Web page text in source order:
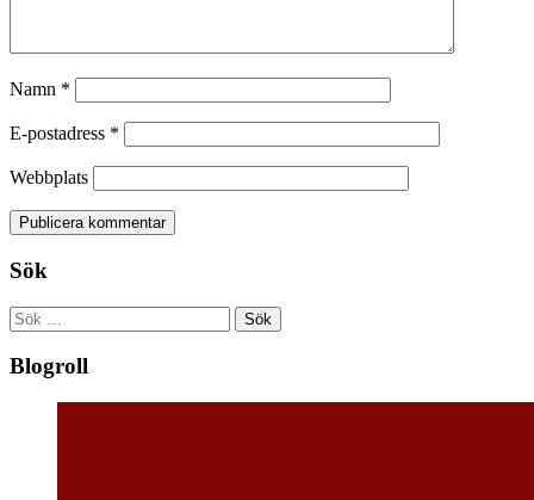
Namn *
E-postadress *
Webbplats
Sök
Sök
efter:
Blogroll